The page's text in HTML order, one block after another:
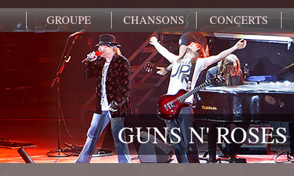
GROUPE CHANSONS CONCERTS
GUNS N' ROSES